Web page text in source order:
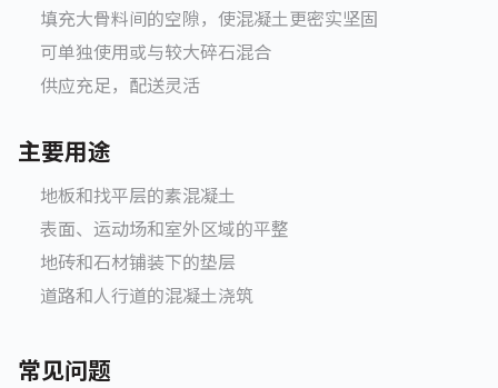
填充大骨料间的空隙，使混凝土更密实坚固
可单独使用或与较大碎石混合
供应充足，配送灵活
主要用途
地板和找平层的素混凝土
表面、运动场和室外区域的平整
地砖和石材铺装下的垫层
道路和人行道的混凝土浇筑
常见问题